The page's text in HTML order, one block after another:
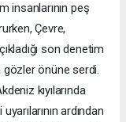
insanlarının peş
Çevre,
son denetim
gözler önüne serdi.
kıyılarında
ardından